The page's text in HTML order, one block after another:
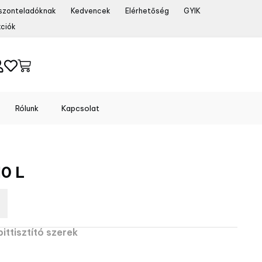
Kedvencek Elérhetőség
GYIK
Rólunk Kapcsolat
L
szerek